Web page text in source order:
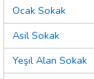
Ocak Sokak
Asil Sokak
Yeşil Alan Sokak